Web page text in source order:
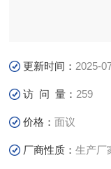
更新时间： 2025-
访 问 量： 259
价格：面议
厂商性质：生产厂